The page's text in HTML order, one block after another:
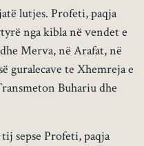
lutjes. Profeti, paqja
nga kibla në vendet e
Merva, në Arafat, në
guralecave te Xhemreja e
Buhariu dhe
sepse Profeti, paqja